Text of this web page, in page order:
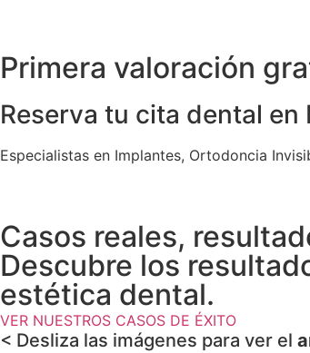
Primera valoración
Reserva tu cita dental en
Especialistas en Implantes, Ortodoncia
Casos reales,
Descubre los
estética dental.
VER NUESTROS CASOS DE ÉXITO
< Desliza las imágenes para ver el